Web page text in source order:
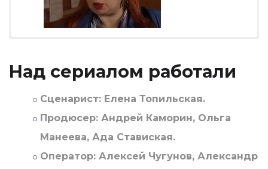
Над сериалом работали
Сценарист: Елена Топильская.
Продюсер: Андрей Каморин, Ольга
Манеева, Ада Ставиская.
Оператор: Алексей Чугунов, Александр